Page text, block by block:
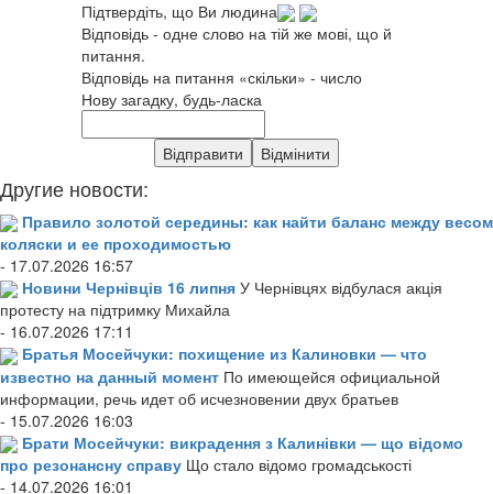
Підтвердіть, що Ви людина
Відповідь - одне слово на тій же мові, що й
питання.
Відповідь на питання «скільки» - число
Нову загадку, будь-ласка
Другие новости:
Правило золотой середины: как найти баланс между весом
коляски и ее проходимостью
- 17.07.2026 16:57
Новини Чернівців 16 липня У Чернівцях відбулася акція
протесту на підтримку Михайла
- 16.07.2026 17:11
Братья Мосейчуки: похищение из Калиновки — что
известно на данный момент По имеющейся официальной
информации, речь идет об исчезновении двух братьев
- 15.07.2026 16:03
Брати Мосейчуки: викрадення з Калинівки — що відомо
про резонансну справу Що стало відомо громадськості
- 14.07.2026 16:01